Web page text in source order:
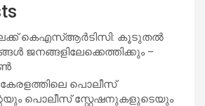
കെഎസ്ആർടിസി: കൂടുതൽ
ജനങ്ങളിലേക്കെത്തിക്കും –
പൊലീസ്
പൊലീസ് സ്റ്റേഷനുകളുടെയും